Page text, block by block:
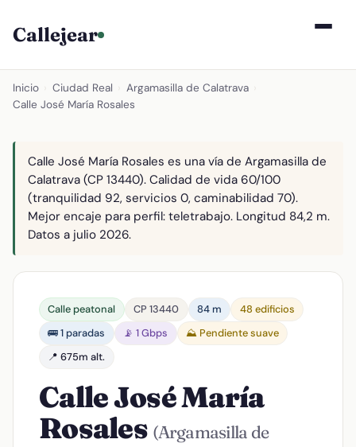
Callejear
Inicio Ciudad Real Argamasilla de Calatrava
Calle José María Rosales
Calle José María Rosales es una vía de Argamasilla de
Calatrava (CP 13440). Calidad de vida 60/100
(tranquilidad 92, servicios 0, caminabilidad 70).
Mejor encaje para perfil: teletrabajo. Longitud 84,2 m.
Datos a julio 2026.
Calle peatonal CP 13440 84 m
48 edificios
🚌 1 paradas
📡 1 Gbps
⛰️ Pendiente suave
📍 675m alt.
Calle José María
Rosales (Argamasilla de